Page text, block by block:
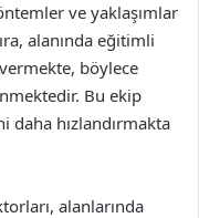
ve yaklaşımlar
alanında eğitimli
böylece
Bu ekip
daha hızlandırmakta
alanlarında